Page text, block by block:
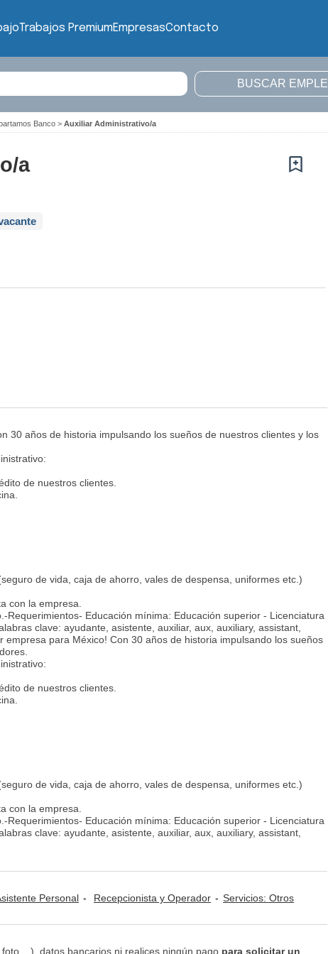
Trabajos PremiumEmpresasContacto
Banco > Auxiliar Administrativo/a
a
30 años de historia impulsando los sueños de nuestros clientes y los
de nuestros clientes.
de vida, caja de ahorro, vales de despensa, uniformes etc.)
con la empresa.
Requerimientos- Educación mínima: Educación superior - Licenciatura
clave: ayudante, asistente, auxiliar, aux, auxiliary, assistant,
empresa para México! Con 30 años de historia impulsando los sueños
de nuestros clientes.
de vida, caja de ahorro, vales de despensa, uniformes etc.)
con la empresa.
Requerimientos- Educación mínima: Educación superior - Licenciatura
clave: ayudante, asistente, auxiliar, aux, auxiliary, assistant,
Personal Recepcionista y Operador Servicios: Otros
foto,...), datos bancarios ni realices ningún pago para solicitar un